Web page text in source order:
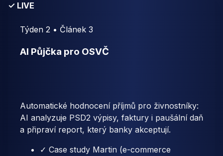
✓ LIVE
Týden 2 • Článek 3
AI Půjčka pro OSVČ
Automatické hodnocení příjmů pro živnostníky:
AI analyzuje PSD2 výpisy, faktury i paušální daň
a připraví report, který banky akceptují.
✓ Case study Martin (e-commerce